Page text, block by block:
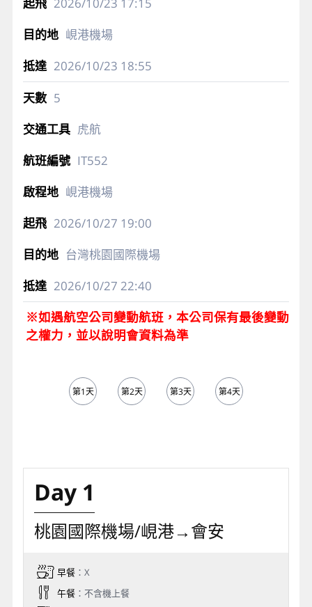
峴港機場
2026/10/23 18:55
5
虎航
IT552
峴港機場
2026/10/27 19:00
台灣桃園國際機場
2026/10/27 22:40
※如遇航空公司變動航班，本公司保有最後變動
之權力，並以說明會資料為準
第1天 第2天 第3天 第4天
Day 1
桃園國際機場/峴港→會安
早餐：X
午餐：不含機上餐